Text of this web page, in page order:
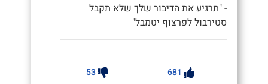
- "תרגיע את הדיבור שלך שלא תקבל
סטירבול לפרצוף יטמבל"
681
53